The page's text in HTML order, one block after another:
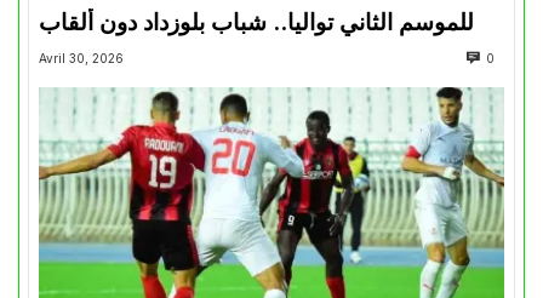
للموسم الثاني تواليا.. شباب بلوزداد دون ألقاب
Avril 30, 2026 0